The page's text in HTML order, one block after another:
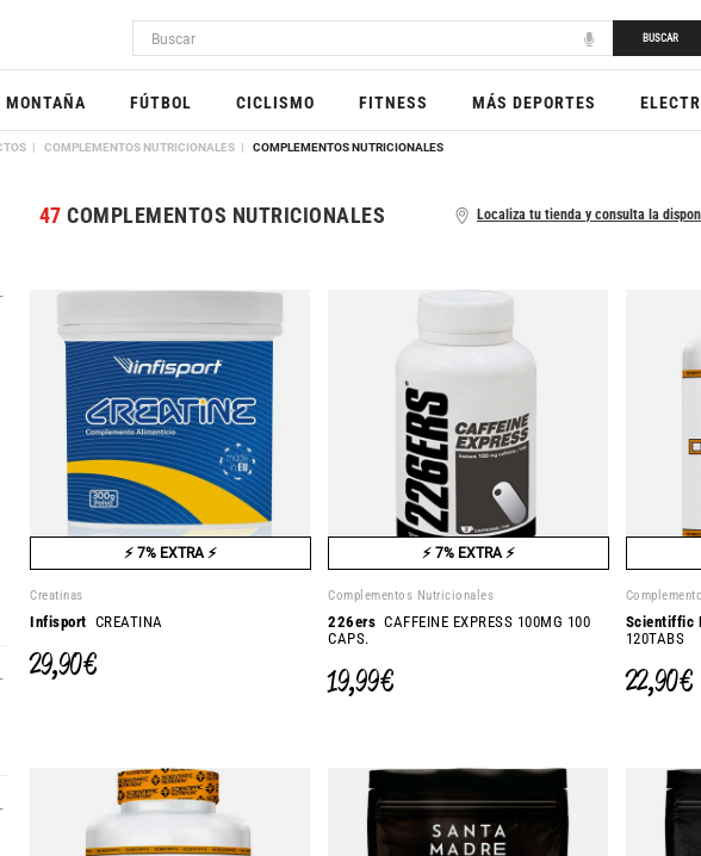
BUSCAR
MONTAÑA FÚTBOL CICLISMO FITNESS MÁS DEPORTES
COMPLEMENTOS NUTRICIONALES COMPLEMENTOS NUTRICIONALES
Localiza tu tienda y consulta la
47 COMPLEMENTOS NUTRICIONALES
⚡ 7% EXTRA ⚡
Creatinas
Infisport CREATINA
29,90 €
⚡ 7% EXTRA ⚡
Complementos Nutricionales
226ers CAFFEINE EXPRESS 100MG 100
CAPS.
19,99 €
Scientiffic
120TABS
22,90 €